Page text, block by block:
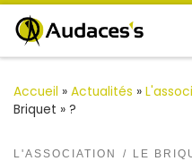
Passer au contenu
Accueil » Actualités »
Briquet » ?
L'ASSOCIATION LE